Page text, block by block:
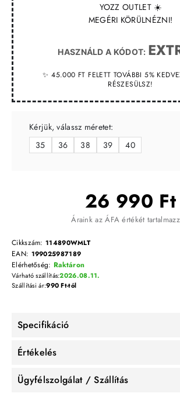
YOZZ OUTLET ☀️
MEGÉRI KÖRÜLNÉZNI!
HASZNÁLD A KÓDOT:
✨ 45.000 FT FELETT TOVÁBBI 5%
RÉSZESÜLSZ!
26 990 Ft
Áraink az ÁFA értékét
Cikkszám: 114890WMLT
EAN: 199025987189
Elérhetőség: Raktáron
Várható szállítás:2026.08.11.
Szállítási ár:990 Ft-tól
Kérjük, válassz méretet:
35
36 38 39 40
Specifikáció
Értékelés
Ügyfélszolgálat / Szállítás